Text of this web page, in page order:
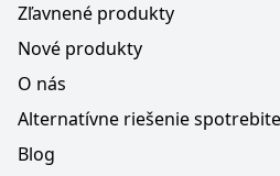
Zľavnené produkty
Nové produkty
O nás
Alternatívne riešenie
Blog